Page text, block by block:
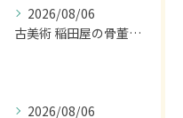
2026/08/06
古美術 稲田屋の骨董家具と遺品整理の目利き
2026/08/06